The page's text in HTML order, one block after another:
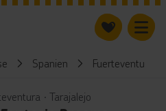
Spanien Fuerteventura
∙ Tarajalejo